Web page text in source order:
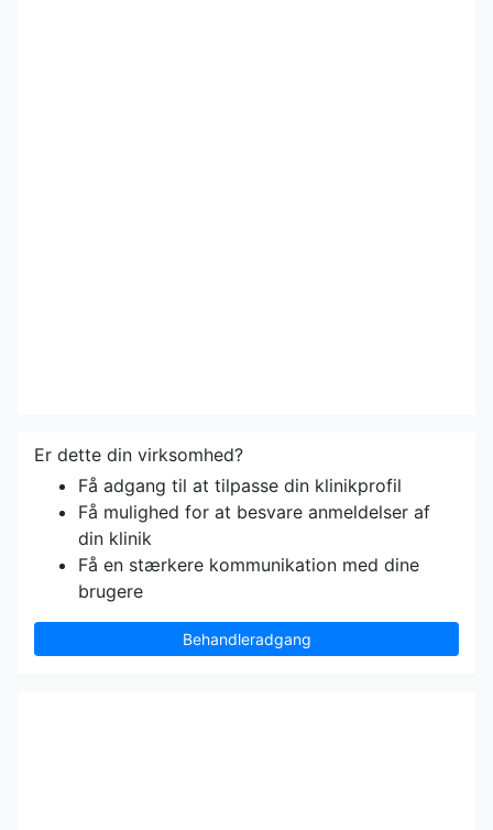
Er dette din virksomhed?
Få adgang til at tilpasse din klinikprofil
Få mulighed for at besvare anmeldelser af
din klinik
Få en stærkere kommunikation med dine
brugere
Behandleradgang